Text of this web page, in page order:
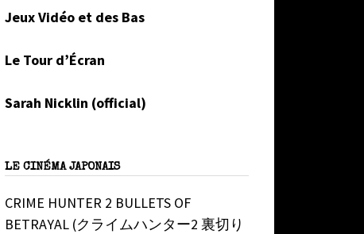
Jeux Vidéo et des Bas
Le Tour d’Écran
Sarah Nicklin (official)
LE CINÉMA JAPONAIS
CRIME HUNTER 2 BULLETS OF
BETRAYAL (クライムハンター2 裏切り